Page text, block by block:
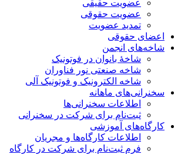
عضویت حقیقی
عضویت حقوقی
تمدید عضویت
اعضای حقوقی
شاخه‌های انجمن
شاخۀ بانوان در فوتونیک
شاخه صنعتی نور فناوران
شاخه‌ الکترونیک و فوتونیک آلی
سخنرانی‌های ماهانه
اطلاعات سخنرانی‌‌ها
ثبت‌نام برای شرکت در سخنرانی
کارگاه‌های آموزشی
اطلاعات کارگاه‌ها و مجریان
فرم ثبت‌نام برای شرکت در کارگاه